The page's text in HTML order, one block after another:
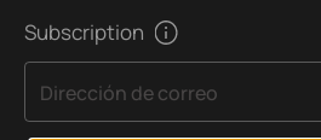
Subscription
Dirección de correo